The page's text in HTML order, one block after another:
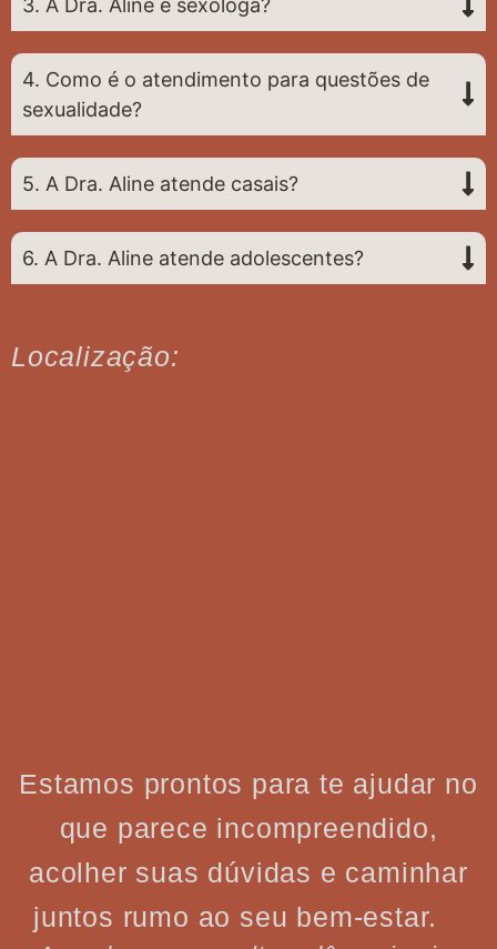
4. Como é o atendimento para questões de
sexualidade?
5. A Dra. Aline atende casais?
6. A Dra. Aline atende adolescentes?
Localização:
Estamos prontos para te ajudar no
que parece incompreendido,
acolher suas dúvidas e caminhar
juntos rumo ao seu bem-estar.